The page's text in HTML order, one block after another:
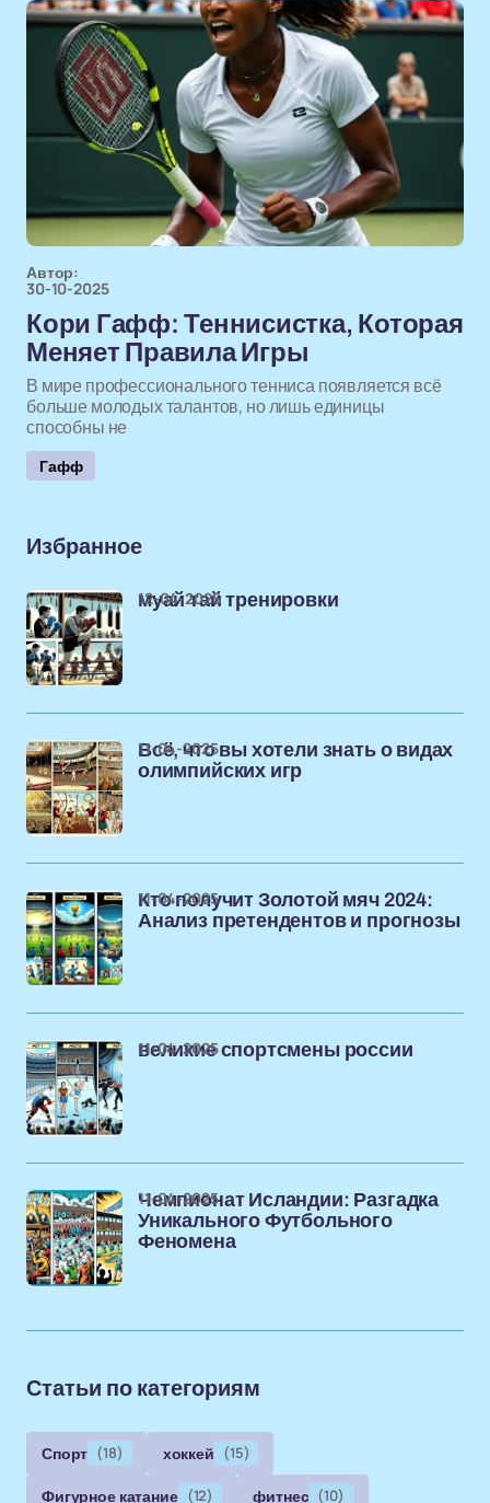
Автор:
30-10-2025
Кори Гафф: Теннисистка, Которая
Меняет Правила Игры
В мире профессионального тенниса появляется всё
больше молодых талантов, но лишь единицы
способны не
Гафф
Избранное
муай тай тренировки
12-04-2025
Всё, что вы хотели знать о видах
олимпийских игр
11-04-2025
Кто получит Золотой мяч 2024:
Анализ претендентов и прогнозы
11-04-2025
великие спортсмены россии
11-04-2025
Чемпионат Исландии: Разгадка
Уникального Футбольного
Феномена
11-04-2025
Статьи по категориям
Спорт (18) хоккей (15)
Фигурное катание (12) фитнес (10)